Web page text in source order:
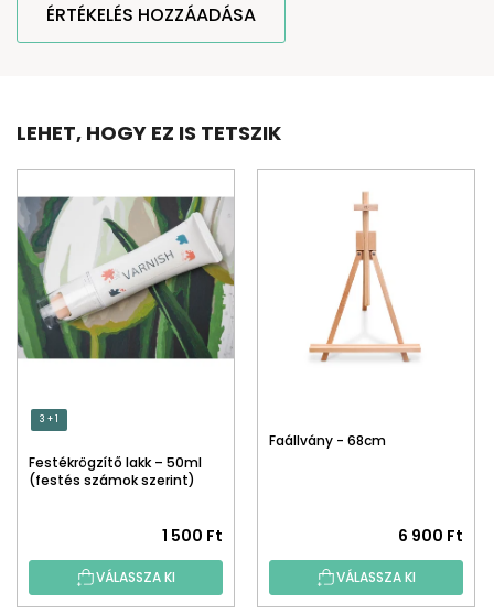
ÉRTÉKELÉS HOZZÁADÁSA
LEHET, HOGY EZ IS TETSZIK
3 + 1
Festékrögzítő lakk – 50ml
(festés számok szerint)
1 500 Ft
VÁLASSZA KI
Faállvány - 68cm
6 900 Ft
VÁLASSZA KI